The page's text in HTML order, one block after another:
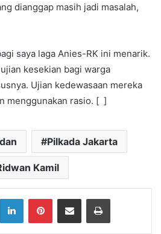
dianggap masih jadi masalah,
saya laga Anies-RK ini menarik.
kesekian bagi warga
Ujian kedewasaan mereka
menggunakan rasio. [ ]
Pilkada Jakarta
Kamil
LinkedInPinterestShare via Email Print